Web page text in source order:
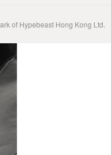
of Hypebeast Hong Kong Ltd.